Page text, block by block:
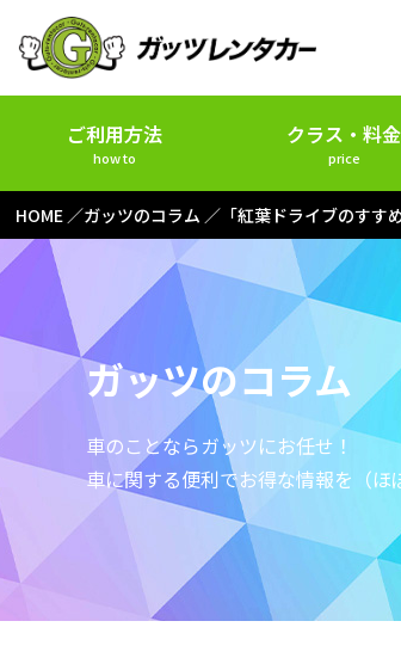
ご利用方法
how to
クラス・料金
price
HOME ガッツのコラム 「紅葉ドライブのす
ガッツのコラム
車のことならガッツにお任せ！
車に関する便利でお得な情報を （